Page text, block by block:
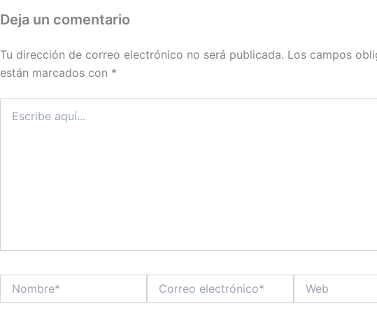
Deja un comentario
Tu dirección de correo electrónico no será publicada. Los campos
están marcados con *
aquí...
electrónico*